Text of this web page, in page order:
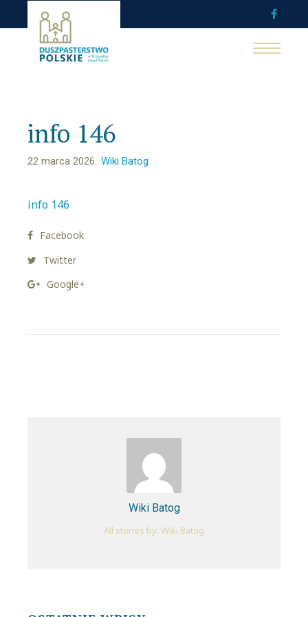
info 146
22 marca 2026 Wiki Batog
info 146
Facebook
Twitter
Google+
Wiki Batog
All stories by: Wiki Batog